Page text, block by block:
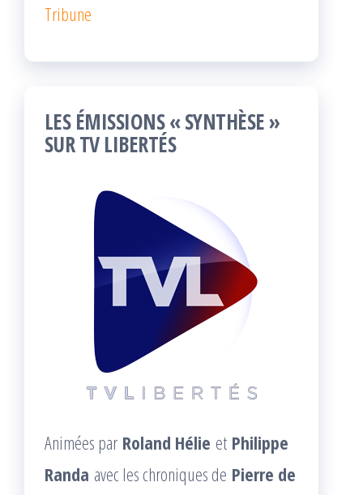
Tribune
LES ÉMISSIONS « SYNTHÈSE »
SUR TV LIBERTÉS
Animées par Roland Hélie et Philippe
Randa avec les chroniques de Pierre de